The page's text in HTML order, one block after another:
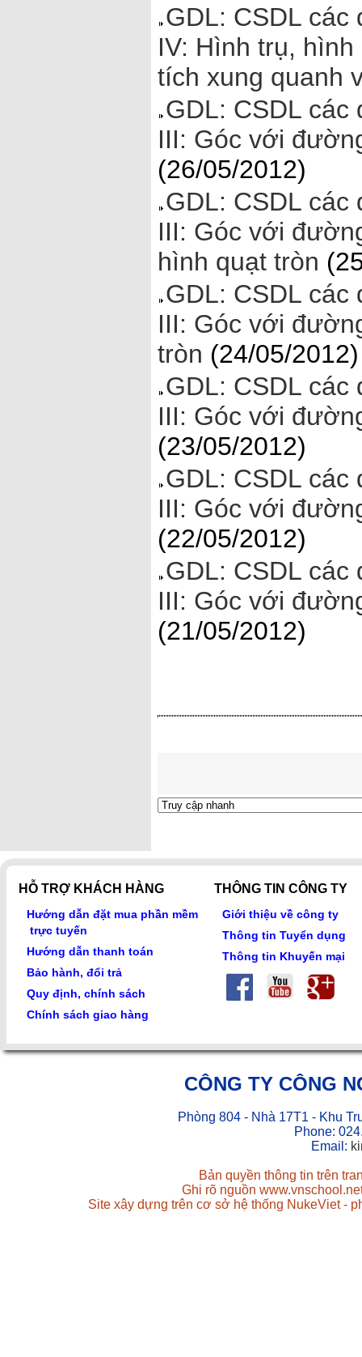
GDL: CSDL
IV: Hình trụ,
tích xung quanh
GDL: CSDL
III: Góc với
(26/05/2012)
GDL: CSDL
III: Góc với
hình quạt tròn
GDL: CSDL
III: Góc với
tròn (24/05/2012)
GDL: CSDL
III: Góc với
(23/05/2012)
GDL: CSDL
III: Góc với
(22/05/2012)
GDL: CSDL
III: Góc với
(21/05/2012)
HỖ TRỢ KHÁCH HÀNG
Hướng dẫn đặt mua phần mềm
trực tuyến
Hướng dẫn thanh toán
Bảo hành, đổi trả
Quy định, chính sách
Chính sách giao hàng
THÔNG TIN CÔNG TY
Giới thiệu về công ty
Thông tin Tuyển dụng
Thông tin Khuyến mại
CÔNG TY CÔNG
Phòng 804 - Nhà 17T1 - Khu
Phone:
Email:
Bản quyền thông tin trên
Ghi rõ nguồn
Site xây dựng trên cơ sở hệ thống NukeViet -